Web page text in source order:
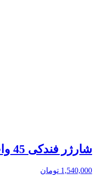
شارژر فندکی 45 وات مک دودو Mcdodo Obsidian Type-C Car Charger CC-5340
1,540,000 تومان